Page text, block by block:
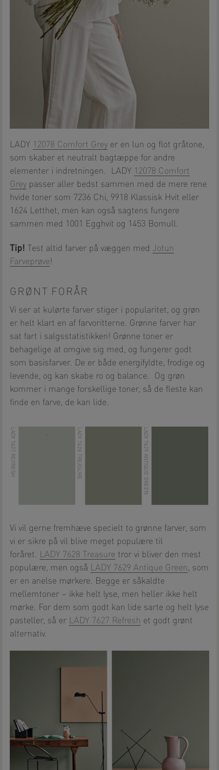
LADY 12078 Comfort Grey er en lun og flot gråtone,
som skaber et neutralt bagtæppe for andre
elementer i indretningen. LADY 12078 Comfort
Grey passer aller bedst sammen med de mere rene
hvide toner som 7236 Chi, 9918 Klassisk Hvit eller
1624 Letthet, men kan også sagtens fungere
sammen med 1001 Egghvit og 1453 Bomull.
Tip! Test altid farver på væggen med Jotun
Farveprøve!
GRØNT FORÅR
Vi ser at kulørte farver stiger i popularitet, og grøn
er helt klart en af farvoritterne. Grønne farver har
sat fart i salgsstatistikken! Grønne toner er
behagelige at omgive sig med, og fungerer godt
som basisfarver. De er både energifyldte, frodige og
levende, og kan skabe ro og balance. Og grøn
kommer i mange forskellige toner, så de fleste kan
finde en farve, de kan lide.
LADY 7627 REFRESH . LADY 7628 TREASURE . LADY 7629 ANTIQUE GREEN
Vi vil gerne fremhæve specielt to grønne farver, som
vi er sikre på vil blive meget populære til
foråret. LADY 7628 Treasure tror vi bliver den mest
populære, men også LADY 7629 Antique Green, som
er en anelse mørkere. Begge er såkaldte
mellemtoner – ikke helt lyse, men heller ikke helt
mørke. For dem som godt kan lide sarte og helt lyse
pasteller, så er LADY 7627 Refresh et godt grønt
alternativ.